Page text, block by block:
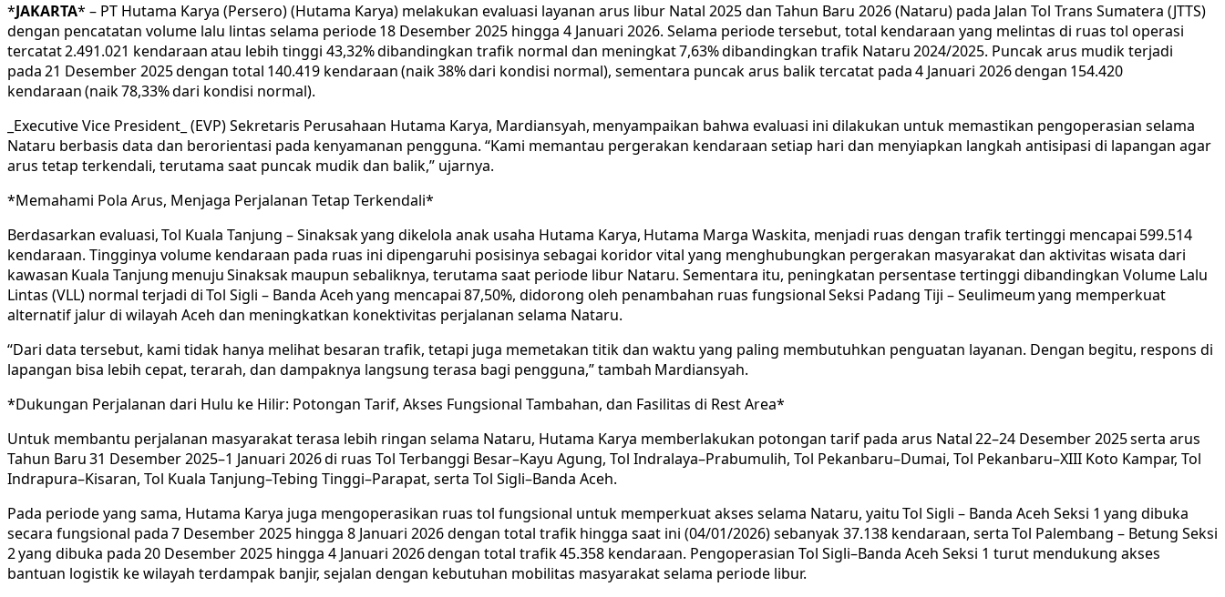
*JAKARTA* – PT Hutama Karya (Persero) (Hutama Karya) melakukan evaluasi layanan arus libur Natal 2025 dan Tahun Baru 2026 (Nataru) pada Jalan Tol Trans Sumatera (JTTS)
dengan pencatatan volume lalu lintas selama periode 18 Desember 2025 hingga 4 Januari 2026. Selama periode tersebut, total kendaraan yang melintas di ruas tol operasi
tercatat 2.491.021 kendaraan atau lebih tinggi 43,32% dibandingkan trafik normal dan meningkat 7,63% dibandingkan trafik Nataru 2024/2025. Puncak arus mudik terjadi
pada 21 Desember 2025 dengan total 140.419 kendaraan (naik 38% dari kondisi normal), sementara puncak arus balik tercatat pada 4 Januari 2026 dengan 154.420
kendaraan (naik 78,33% dari kondisi normal).
_Executive Vice President_ (EVP) Sekretaris Perusahaan Hutama Karya, Mardiansyah, menyampaikan bahwa evaluasi ini dilakukan untuk memastikan pengoperasian selama
Nataru berbasis data dan berorientasi pada kenyamanan pengguna. “Kami memantau pergerakan kendaraan setiap hari dan menyiapkan langkah antisipasi di lapangan agar
arus tetap terkendali, terutama saat puncak mudik dan balik,” ujarnya.
*Memahami Pola Arus, Menjaga Perjalanan Tetap Terkendali*
Berdasarkan evaluasi, Tol Kuala Tanjung – Sinaksak yang dikelola anak usaha Hutama Karya, Hutama Marga Waskita, menjadi ruas dengan trafik tertinggi mencapai 599.514
kendaraan. Tingginya volume kendaraan pada ruas ini dipengaruhi posisinya sebagai koridor vital yang menghubungkan pergerakan masyarakat dan aktivitas wisata dari
kawasan Kuala Tanjung menuju Sinaksak maupun sebaliknya, terutama saat periode libur Nataru. Sementara itu, peningkatan persentase tertinggi dibandingkan Volume Lalu
Lintas (VLL) normal terjadi di Tol Sigli – Banda Aceh yang mencapai 87,50%, didorong oleh penambahan ruas fungsional Seksi Padang Tiji – Seulimeum yang memperkuat
alternatif jalur di wilayah Aceh dan meningkatkan konektivitas perjalanan selama Nataru.
“Dari data tersebut, kami tidak hanya melihat besaran trafik, tetapi juga memetakan titik dan waktu yang paling membutuhkan penguatan layanan. Dengan begitu, respons di
lapangan bisa lebih cepat, terarah, dan dampaknya langsung terasa bagi pengguna,” tambah Mardiansyah.
*Dukungan Perjalanan dari Hulu ke Hilir: Potongan Tarif, Akses Fungsional Tambahan, dan Fasilitas di Rest Area*
Untuk membantu perjalanan masyarakat terasa lebih ringan selama Nataru, Hutama Karya memberlakukan potongan tarif pada arus Natal 22–24 Desember 2025 serta arus
Tahun Baru 31 Desember 2025–1 Januari 2026 di ruas Tol Terbanggi Besar–Kayu Agung, Tol Indralaya–Prabumulih, Tol Pekanbaru–Dumai, Tol Pekanbaru–XIII Koto Kampar, Tol
Indrapura–Kisaran, Tol Kuala Tanjung–Tebing Tinggi–Parapat, serta Tol Sigli–Banda Aceh.
Pada periode yang sama, Hutama Karya juga mengoperasikan ruas tol fungsional untuk memperkuat akses selama Nataru, yaitu Tol Sigli – Banda Aceh Seksi 1 yang dibuka
secara fungsional pada 7 Desember 2025 hingga 8 Januari 2026 dengan total trafik hingga saat ini (04/01/2026) sebanyak 37.138 kendaraan, serta Tol Palembang – Betung Seksi
2 yang dibuka pada 20 Desember 2025 hingga 4 Januari 2026 dengan total trafik 45.358 kendaraan. Pengoperasian Tol Sigli–Banda Aceh Seksi 1 turut mendukung akses
bantuan logistik ke wilayah terdampak banjir, sejalan dengan kebutuhan mobilitas masyarakat selama periode libur.